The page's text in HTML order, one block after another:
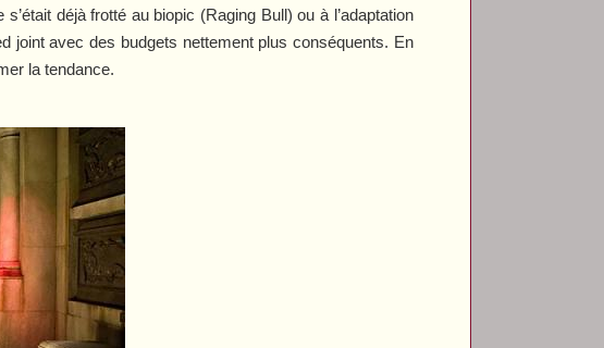
déjà frotté au biopic (Raging Bull) ou à l’adaptation
joint avec des budgets nettement plus conséquents. En
la tendance.